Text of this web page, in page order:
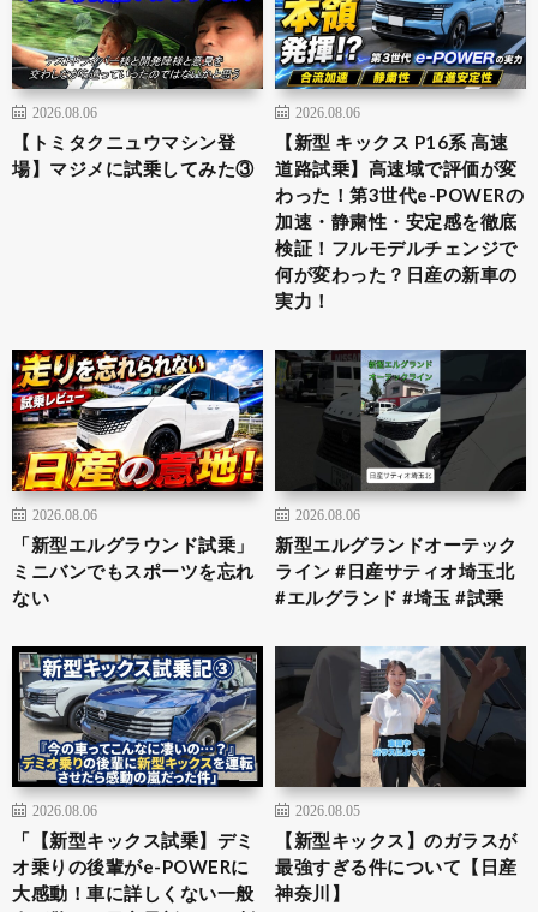
2026.08.06
【トミタクニュウマシン登
場】マジメに試乗してみた③
2026.08.06
【新型 キックス P16系 高速
道路試乗】高速域で評価が変
わった！第3世代e-POWERの
加速・静粛性・安定感を徹底
検証！フルモデルチェンジで
何が変わった？日産の新車の
実力！
2026.08.06
「新型エルグラウンド試乗」
ミニバンでもスポーツを忘れ
ない
2026.08.06
新型エルグランドオーテック
ライン #日産サティオ埼玉北
#エルグランド #埼玉 #試乗
2026.08.06
「【新型キックス試乗】デミ
オ乗りの後輩がe-POWERに
大感動！車に詳しくない一般
2026.08.05
【新型キックス】のガラスが
最強すぎる件について【日産
神奈川】